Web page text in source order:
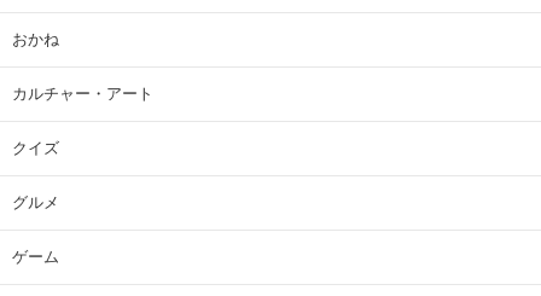
おかね
カルチャー・アート
クイズ
グルメ
ゲーム